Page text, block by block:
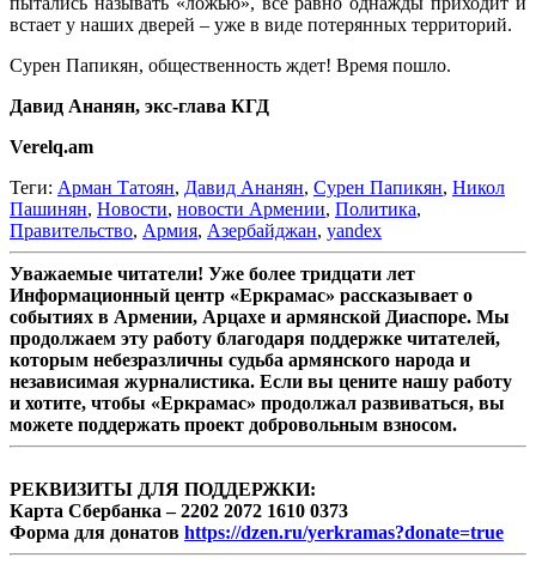
встает у наших дверей – уже в виде потерянных территорий.
Сурен Папикян, общественность ждет! Время пошло.
Давид Ананян, экс-глава КГД
Verelq.am
Теги: Арман Татоян, Давид Ананян, Сурен Папикян, Никол
Пашинян, Новости, новости Армении, Политика,
Правительство, Армия, Азербайджан, yandex
Уважаемые читатели! Уже более тридцати лет
Информационный центр «Еркрамас» рассказывает о
событиях в Армении, Арцахе и армянской Диаспоре. Мы
продолжаем эту работу благодаря поддержке читателей,
которым небезразличны судьба армянского народа и
независимая журналистика. Если вы цените нашу работу
и хотите, чтобы «Еркрамас» продолжал развиваться, вы
можете поддержать проект добровольным взносом.
РЕКВИЗИТЫ ДЛЯ ПОДДЕРЖКИ:
Карта Сбербанка – 2202 2072 1610 0373
Форма для донатов https://dzen.ru/yerkramas?donate=true